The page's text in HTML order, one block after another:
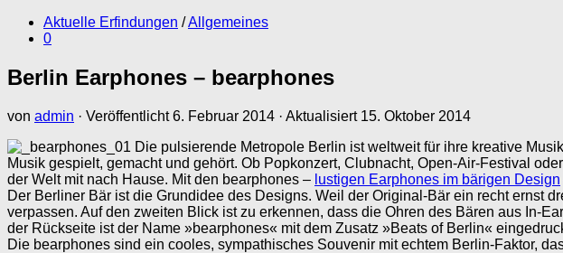
Aktuelle Erfindungen /Allgemeines
0
Berlin Earphones – bearphones
von admin · Veröffentlicht6. Februar 2014 · Aktualisiert 15. Oktober 2014
Die pulsierende Metropole Berlin ist weltweit für ihre kreative
Musik gespielt, gemacht und gehört. Ob Popkonzert, Clubnacht, Open-Air-Festival
der Welt mit nach Hause. Mit den bearphones – lustigen Earphones im bärigen Design
Der Berliner Bär ist die Grundidee des Designs. Weil der Original-Bär ein recht ernst
verpassen. Auf den zweiten Blick ist zu erkennen, dass die Ohren des Bären aus In-
der Rückseite ist der Name »bearphones« mit dem Zusatz »Beats of Berlin«
Die bearphones sind ein cooles, sympathisches Souvenir mit echtem Berlin-Faktor,